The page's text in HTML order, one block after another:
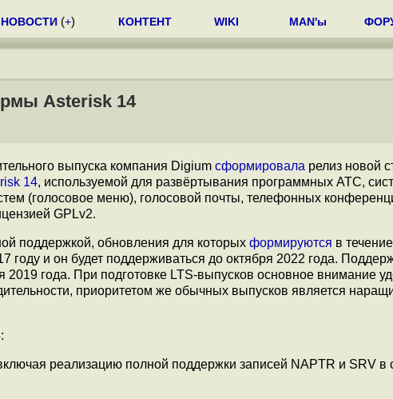
НОВОСТИ (+) КОНТЕНТ WIKI MAN'ы
Asterisk 14
выпуска компания Digium сформировала релиз новой
14, используемой для развёртывания программных АТС,
(голосовое меню), голосовой почты, телефонных
GPLv2.
поддержкой, обновления для которых формируются в
году и он будет поддерживаться до октября 2022 года.
года. При подготовке LTS-выпусков основное внимание
приоритетом же обычных выпусков является
реализацию полной поддержки записей NAPTR и SRV в